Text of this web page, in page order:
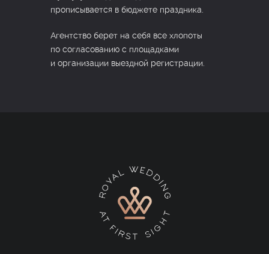
прописывается в бюджете праздника.
Агентство берет на себя все хлопоты
по согласованию с площадками
и организации выездной регистрации.